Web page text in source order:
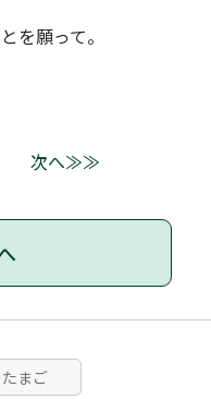
を願って。
次へ≫≫
まご